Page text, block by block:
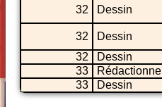
32
Dessin
32 Dessin
32
Dessin
33
Rédactionnel
33
Dessin